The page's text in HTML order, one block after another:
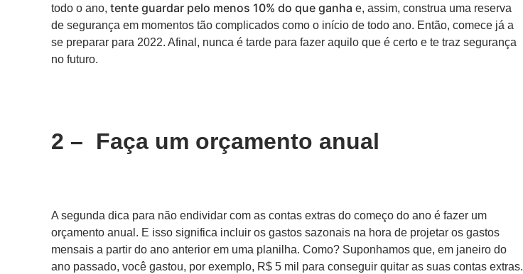
todo o ano, tente guardar pelo menos 10% do que ganha e, assim, construa uma reserva
de segurança em momentos tão complicados como o início de todo ano. Então, comece já a
se preparar para 2022. Afinal, nunca é tarde para fazer aquilo que é certo e te traz segurança
no futuro.
2 – Faça um orçamento anual
A segunda dica para não endividar com as contas extras do começo do ano é fazer um
orçamento anual. E isso significa incluir os gastos sazonais na hora de projetar os gastos
mensais a partir do ano anterior em uma planilha. Como? Suponhamos que, em janeiro do
ano passado, você gastou, por exemplo, R$ 5 mil para conseguir quitar as suas contas extras.